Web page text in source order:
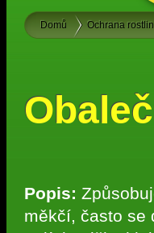
Domů Ochrana rostlin
Popis:
měkčí, často se